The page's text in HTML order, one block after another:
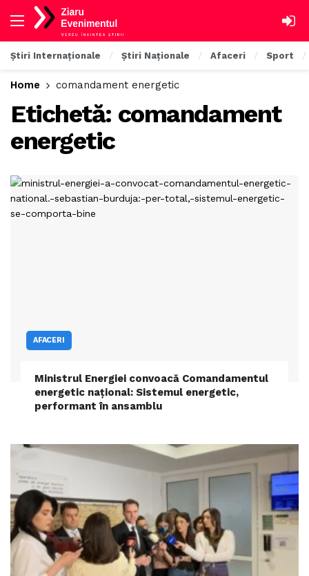
Știri Internaționale Știri Naționale Afaceri Sport
Home comandament energetic
Etichetă: comandament
energetic
AFACERI
Ministrul Energiei convoacă Comandamentul
energetic național: Sistemul energetic,
performant în ansamblu